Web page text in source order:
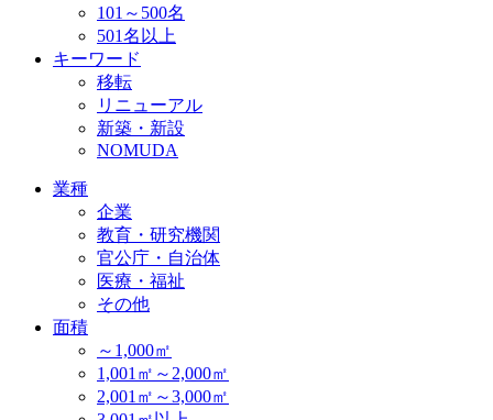
101～500名
501名以上
キーワード
移転
リニューアル
新築・新設
NOMUDA
業種
企業
教育・研究機関
官公庁・自治体
医療・福祉
その他
面積
～1,000㎡
1,001㎡～2,000㎡
2,001㎡～3,000㎡